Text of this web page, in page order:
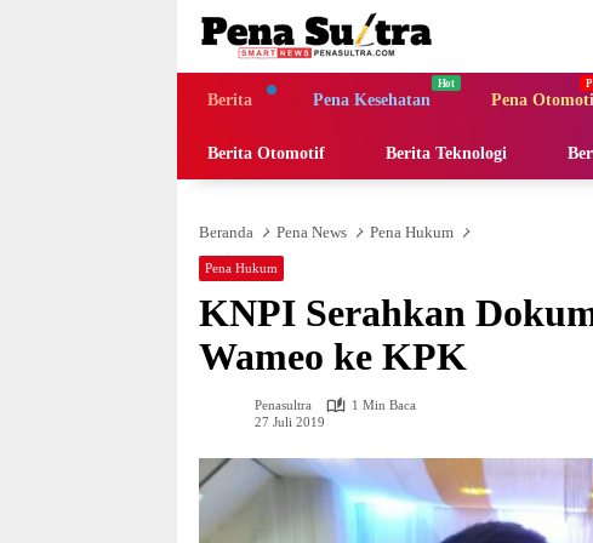
Berita Pena Kesehatan Pena
Berita Otomotif Berita Teknologi
Beranda Pena News Pena Hukum
Pena Hukum
KNPI Serahkan
Wameo ke KPK
Penasultra
1 Min Baca
27 Juli 2019